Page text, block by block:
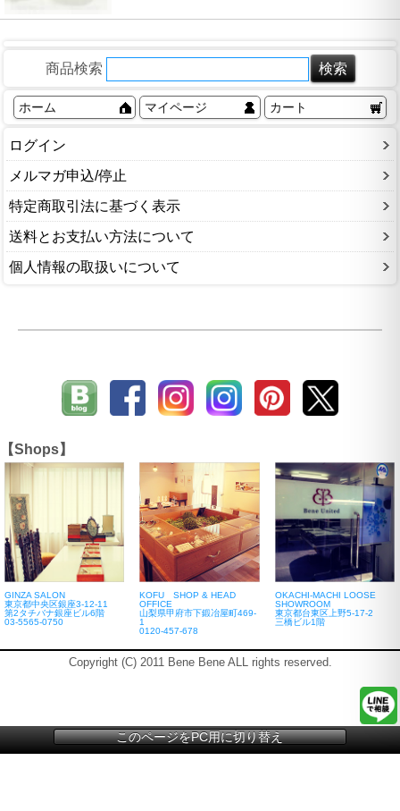
商品検索
ホーム マイページ カート
ログイン
メルマガ申込/停止
特定商取引法に基づく表示
送料とお支払い方法について
個人情報の取扱いについて
【Shops】
GINZA SALON
東京都中央区銀座3-12-11
第2タチバナ銀座ビル6階
03-5565-0750
KOFU SHOP & HEAD
OFFICE
山梨県甲府市下鍛冶屋町469-
1
0120-457-678
OKACHI-MACHI LOOSE
SHOWROOM
東京都台東区上野5-17-2
三橋ビル1階
Copyright (C) 2011 Bene Bene ALL rights reserved.
このページをPC用に切り替え